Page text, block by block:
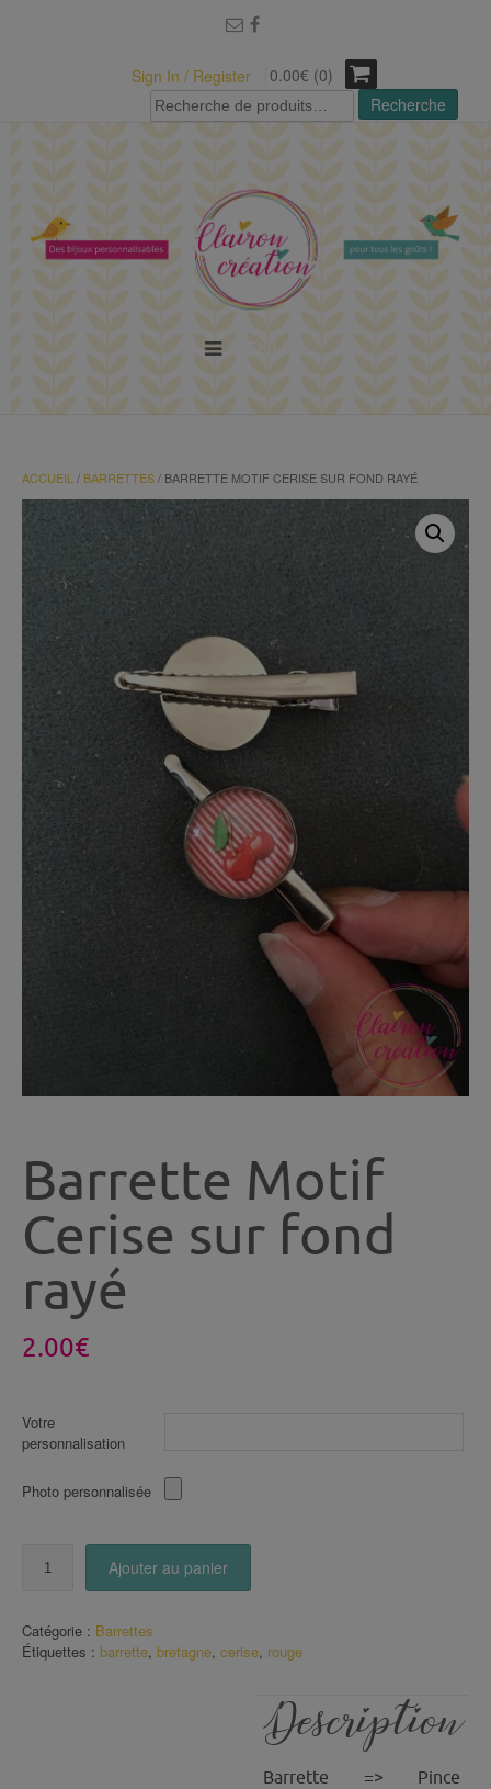
Sign In / Register
0.00€ (0)
Recherche
pour :
Recherche
ACCUEIL / BARRETTES/ BARRETTE MOTIF CERISE SUR FOND RAYÉ
Barrette Motif
Cerise sur fond
rayé
2.00€
Votre
personnalisation
Photo personnalisée
Cerise
sur
Ajouter au panier
Catégorie : Barrettes
Étiquettes : barrette, bretagne, cerise, rouge
Description
Barrette => Pince